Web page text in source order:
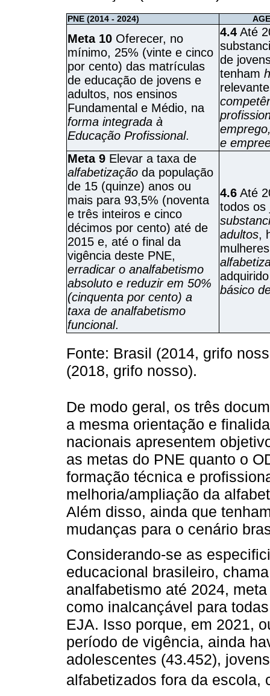
PNE (2014 - 2024)
Meta 10 Oferecer, no
mínimo, 25% (vinte e cinco
por cento) das matrículas
de educação de jovens e
adultos, nos ensinos
Fundamental e Médio, na
forma integrada à
Educação Profissional.
4.4 Até
de
tenham
e
Meta 9 Elevar a taxa de
alfabetização da população
de 15 (quinze) anos ou
mais para 93,5% (noventa
e três inteiros e cinco
décimos por cento) até de
2015 e, até o final da
vigência deste PNE,
erradicar o analfabetismo
absoluto e reduzir em 50%
(cinquenta por cento) a
taxa de analfabetismo
funcional.
4.6 Até
todos os
adultos,
básico
Fonte: Brasil (2014, grifo
(2018, grifo nosso).
De modo geral, os três
a mesma orientação e
nacionais apresentem
as metas do PNE quanto o
formação técnica e
melhoria/ampliação da
Além disso, ainda que
mudanças para o cenário
Considerando-se as
educacional brasileiro,
analfabetismo até 2024,
como inalcançável para
EJA. Isso porque, em 2021,
período de vigência, ainda
adolescentes (43.452),
alfabetizados fora da escola,